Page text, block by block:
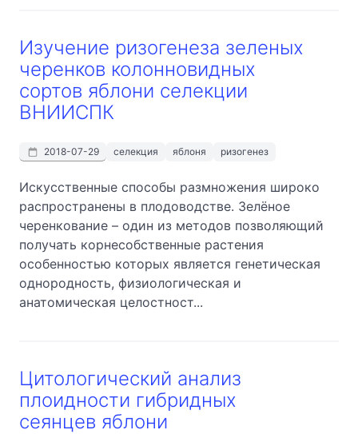
Изучение ризогенеза зеленых
черенков колонновидных
сортов яблони селекции
ВНИИСПК
2018-07-29 селекция яблоня ризогенез
Искусственные способы размножения широко
распространены в плодоводстве. Зелёное
черенкование – один из методов позволяющий
получать корнесобственные растения
особенностью которых является генетическая
однородность, физиологическая и
анатомическая целостност...
Цитологический анализ
плоидности гибридных
сеянцев яблони